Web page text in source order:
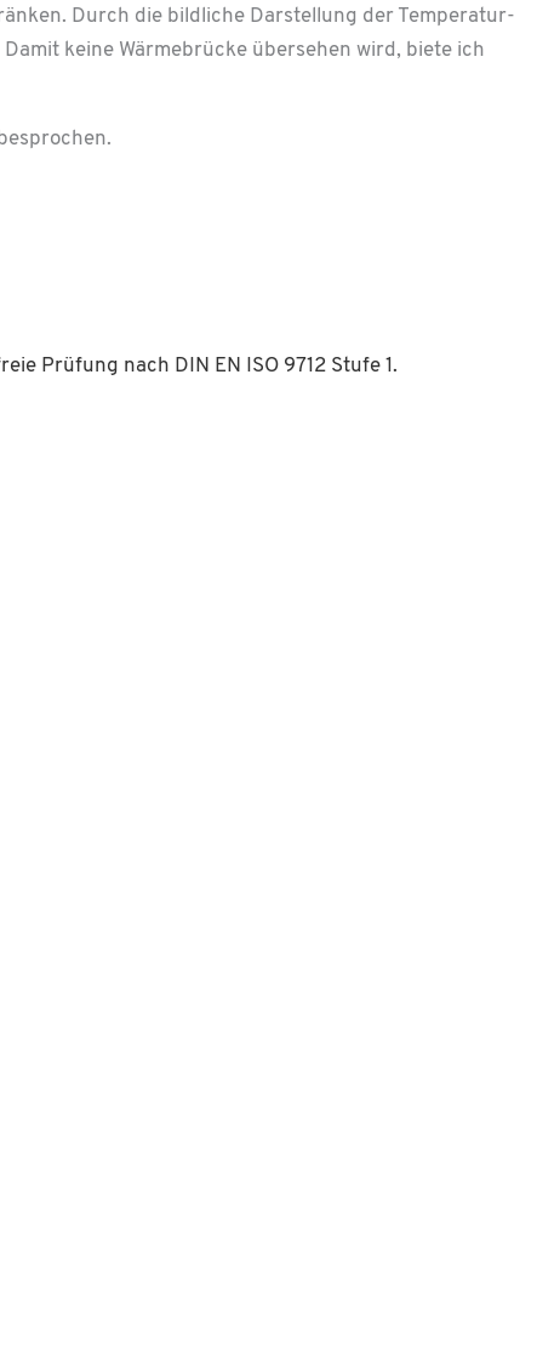
Durch die bildliche Darstellung der Temperatur­
keine Wärme­brücke übersehen wird, biete ich
Prüfung nach DIN EN ISO 9712 Stufe 1.